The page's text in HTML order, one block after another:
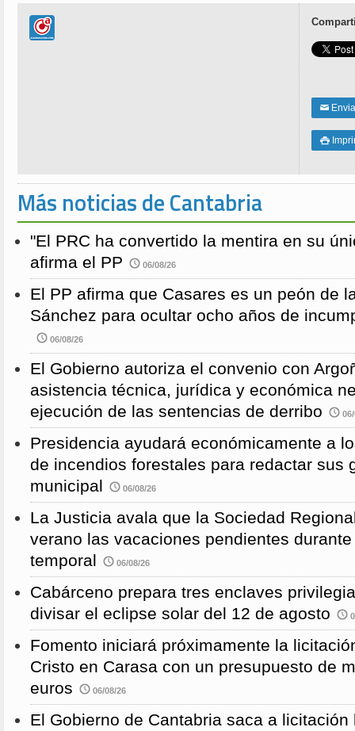
✉

Más noticias de Cantabria
"El PRC ha convertido la mentira en su
afirma el PP
06/08/26
El PP afirma que Casares es un peón de
Sánchez para ocultar ocho años de
06/08/26
El Gobierno autoriza el convenio con
asistencia técnica, jurídica y económica
ejecución de las sentencias de derribo
Presidencia ayudará económicamente a
de incendios forestales para redactar sus
municipal
06/08/26
La Justicia avala que la Sociedad
verano las vacaciones pendientes
temporal
06/08/26
Cabárceno prepara tres enclaves
divisar el eclipse solar del 12 de agosto
Fomento iniciará próximamente la
Cristo en Carasa con un presupuesto de
euros
06/08/26
El Gobierno de Cantabria saca a